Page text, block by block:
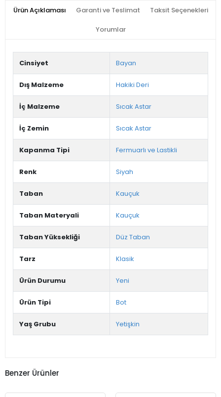
Ürün Açıklaması Garanti ve Teslimat Taksit Seçenekleri
Yorumlar
Cinsiyet Bayan
Dış Malzeme Hakiki Deri
İç Malzeme Sıcak Astar
İç Zemin Sıcak Astar
Kapanma Tipi Fermuarlı ve Lastikli
Renk Siyah
Taban Kauçuk
Taban Materyali Kauçuk
Taban Yüksekliği Düz Taban
Tarz Klasik
Ürün Durumu Yeni
Ürün Tipi Bot
Yaş Grubu Yetişkin
Benzer Ürünler